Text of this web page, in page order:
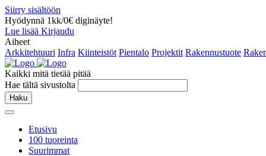
Siirry sisältöön
Hyödynnä 1kk/0€ diginäyte!
Lue lisää Kirjaudu
Aiheet
Arkkitehtuuri Infra Kiinteistöt Pientalo Projektit Rakennustuote
Kaikki mitä tietää pitää
Hae tältä sivustolta
Haku
Etusivu
100 tuoreinta
Suurimmat